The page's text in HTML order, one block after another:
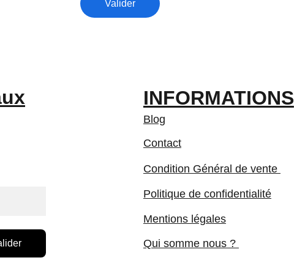
Valider
Politique de confidentialité
Contact
Blog
Condition Général de vente
INFORMATIONS
Mentions légales
Qui somme nous ?